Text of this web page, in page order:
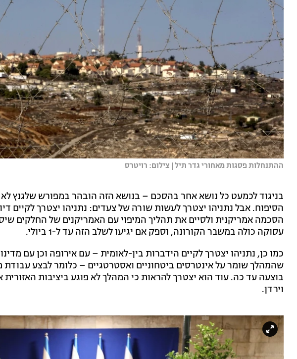
ההתנחלות פסגות מאחורי גדר תיל | צילום: רויטרס
בניגוד לכמעט כל נושא אחר בהסכם – בנושא הזה הובהר במפורש שלגנץ לא
הסיפוח. אבל נתניהו יצטרך לעשות שורה של צעדים: נתניהו יצטרך לקיים
הסכמה אמריקנית ולסיים את תהליך המיפוי עם האמריקנים של החלקים
עסוקה כולה במשבר הקורונה, וספק אם יגיעו לשלב הזה עד ל-1 ביולי.
כמו כן, נתניהו יצטרך לקיים הידברות בין-לאומית – עם אירופה וכן עם
שהמהלך שומר על אינטרסים ביטחוניים ואסטרטגיים – כלומר לבצע
בוצעה עד כה. עוד הוא יצטרך להראות כי המהלך לא פוגע ביציבות
וירדן.